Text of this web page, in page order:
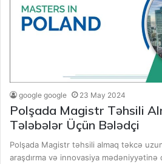
google google 23 May 2024
Polşada Magistr Təhsili
Tələbələr Üçün Bələdçi
Polşada Magistr təhsili almaq təkcə
araşdırma və innovasiya